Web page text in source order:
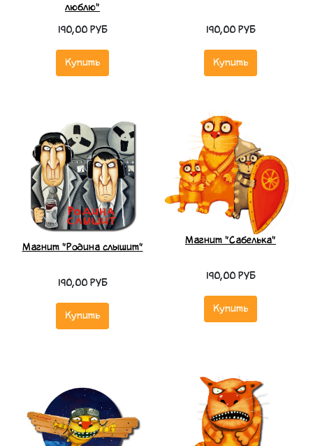
люблю"
190,00 РУБ
Купить
190,00 РУБ
Купить
Магнит "Родина слышит"
190,00 РУБ
Купить
Магнит "Сабелька"
190,00 РУБ
Купить